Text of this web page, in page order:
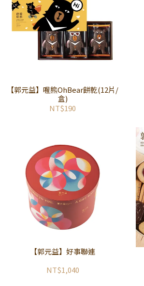
【郭元益】喔熊OhBear餅乾(12片/
盒)
NT$190
【郭元益】好事聯連
NT$1,040